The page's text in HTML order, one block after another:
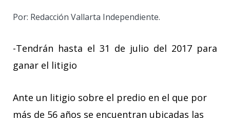
Por: Redacción Vallarta Independiente.
-Tendrán hasta el 31 de julio del 2017 para
ganar el litigio
Ante un litigio sobre el predio en el que por
más de 56 años se encuentran ubicadas las